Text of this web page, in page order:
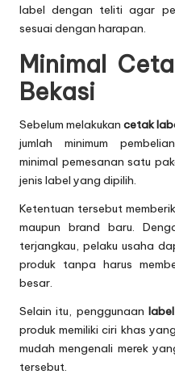
label dengan teliti agar
sesuai dengan harapan.
Minimal
Bekasi
Sebelum melakukancetak
jumlah minimum
minimal pemesanan satu
jenis label yang dipilih.
Ketentuan tersebut
maupun brand baru.
terjangkau, pelaku usaha
produk tanpa harus
besar.
Selain itu, penggunaan
produk memiliki ciri khas
mudah mengenali merek
tersebut.